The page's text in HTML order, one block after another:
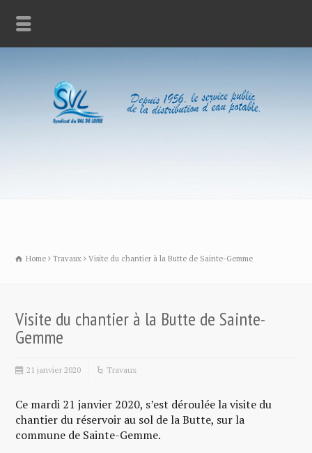
Home Travaux Visite du chantier à la Butte de Sainte-Gemme
Visite du chantier à la Butte de Sainte-
Gemme
21 janvier 2020 Travaux
Ce mardi 21 janvier 2020, s’est déroulée la visite du
chantier du réservoir au sol de la Butte, sur la
commune de Sainte-Gemme.